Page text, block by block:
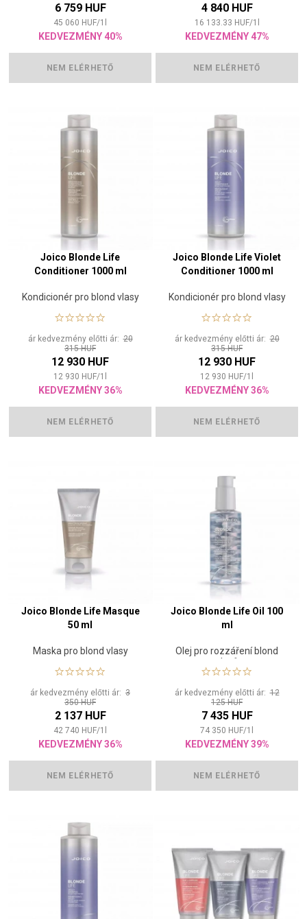
6 759 HUF
45 060 HUF/1
KEDVEZMÉNY 40%
NEM ELÉRHETŐ
4 840 HUF
16 133.33 HUF/1
KEDVEZMÉNY 47%
NEM ELÉRHETŐ
Joico Blonde Life
Conditioner 1000 ml
Kondicionér pro blond vlasy
ár kedvezmény előtti ár:20
315 HUF
12 930 HUF
12 930 HUF/1
KEDVEZMÉNY 36%
NEM ELÉRHETŐ
Joico Blonde Life Violet
Conditioner 1000 ml
Kondicionér pro blond vlasy
ár kedvezmény előtti ár:20
315 HUF
12 930 HUF
12 930 HUF/1
KEDVEZMÉNY 36%
NEM ELÉRHETŐ
Joico Blonde Life Masque
50 ml
Maska pro blond vlasy
ár kedvezmény előtti ár: 3
350 HUF
2 137 HUF
42 740 HUF/1
KEDVEZMÉNY 36%
NEM ELÉRHETŐ
Joico Blonde Life Oil 100
ml
Olej pro rozzáření blond
vlasů
ár kedvezmény előtti ár:12
125 HUF
7 435 HUF
74 350 HUF/1
KEDVEZMÉNY 39%
NEM ELÉRHETŐ